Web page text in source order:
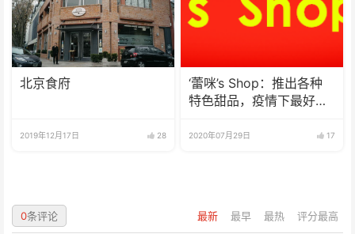
北京食府
2019年12月17日 28
‘蕾咪’s Shop：推出各种
特色甜品，疫情下最好的
2020年07月29日 17
最新 最早 最热 评分最高
0条评论